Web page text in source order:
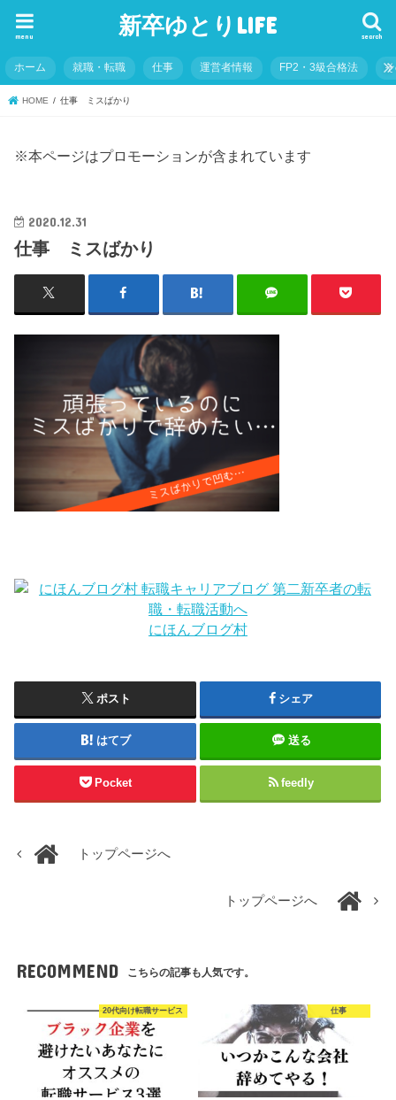
新卒ゆとりLIFE search
menu
ホーム 就職・転職 仕事 運営者情報 FP2・3級合格法
HOME 仕事 ミスばかり
※本ページはプロモーションが含まれています
2020.12.31
仕事 ミスばかり
にほんブログ村
ポスト シェア
はてブ 送る
Pocket feedly
トップページへ
トップページへ
RECOMMEND こちらの記事も人気です。
20代向け転職サービス 仕事